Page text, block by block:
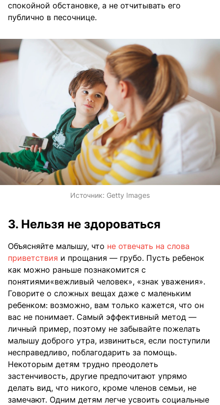
спокойной обстановке, а не отчитывать его
публично в песочнице.
Источник: Getty Images
3. Нельзя не здороваться
Объясняйте малышу, что не отвечать на слова
приветствия и прощания — грубо. Пусть ребенок
как можно раньше познакомится с
понятиями«вежливый человек», «знак уважения».
Говорите о сложных вещах даже с маленьким
ребенком: возможно, вам только кажется, что он
вас не понимает. Самый эффективный метод —
личный пример, поэтому не забывайте пожелать
малышу доброго утра, извиниться, если поступили
несправедливо, поблагодарить за помощь.
Некоторым детям трудно преодолеть
застенчивость, другие предпочитают упрямо
делать вид, что никого, кроме членов семьи, не
замечают. Одним детям легче усвоить социальные